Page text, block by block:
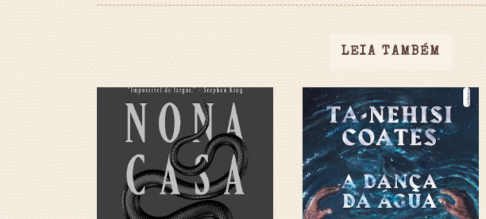
LEIA TAMBÉM